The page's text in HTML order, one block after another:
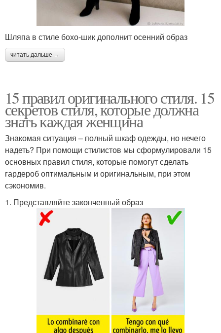
Шляпа в стиле бохо-шик дополнит осенний образ
читать дальше →
15 правил оригинального стиля. 15
секретов стиля, которые должна
знать каждая женщина
Знакомая ситуация – полный шкаф одежды, но нечего
надеть? При помощи стилистов мы сформулировали 15
основных правил стиля, которые помогут сделать
гардероб оптимальным и оригинальным, при этом
сэкономив.
1. Представляйте законченный образ